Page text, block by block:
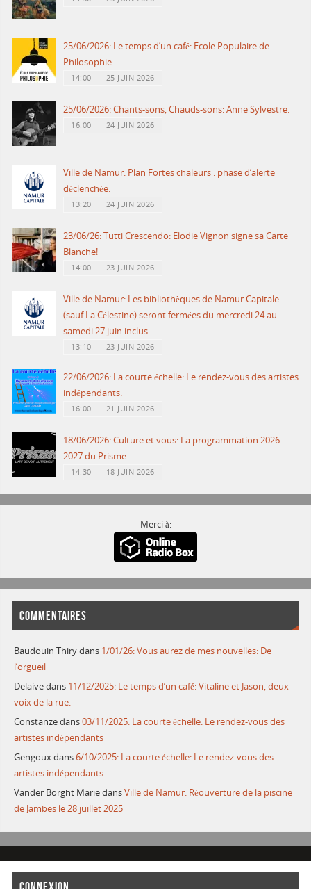
25/06/2026: Le temps d’un café: Ecole Populaire de
Philosophie.
14:00 25 JUIN 2026
25/06/2026: Chants-sons, Chauds-sons: Anne Sylvestre.
16:00 24 JUIN 2026
Ville de Namur: Plan Fortes chaleurs : phase d’alerte
déclenchée.
13:20 24 JUIN 2026
23/06/26: Tutti Crescendo: Elodie Vignon signe sa Carte
Blanche!
14:00 23 JUIN 2026
Ville de Namur: Les bibliothèques de Namur Capitale
(sauf La Célestine) seront fermées du mercredi 24 au
samedi 27 juin inclus.
13:10 23 JUIN 2026
22/06/2026: La courte échelle: Le rendez-vous des artistes
indépendants.
16:00 21 JUIN 2026
18/06/2026: Culture et vous: La programmation 2026-
2027 du Prisme.
14:30 18 JUIN 2026
Merci à:
COMMENTAIRES
Baudouin Thirydans 1/01/26: Vous aurez de mes nouvelles: De
l’orgueil
Delaivedans 11/12/2025: Le temps d’un café: Vitaline et Jason, deux
voix de la rue.
Constanzedans03/11/2025: La courte échelle: Le rendez-vous des
artistes indépendants
Gengouxdans6/10/2025: La courte échelle: Le rendez-vous des
artistes indépendants
Vander Borght MariedansVille de Namur: Réouverture de la piscine
de Jambes le 28 juillet 2025